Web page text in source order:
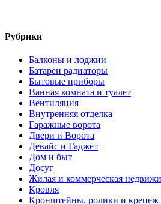
Рубрики
Балконы и лоджии
Батареи радиаторы‎
Бытовые приборы
Ванная комната и туалет
Вентиляция
Внутренняя отделка
Гаражные ворота
Двери и Ворота
Девайс и Гаджет
Дом и быт
Досуг
Жилая и коммерческая
Кровля
Кронштейны, ролики и крепеж